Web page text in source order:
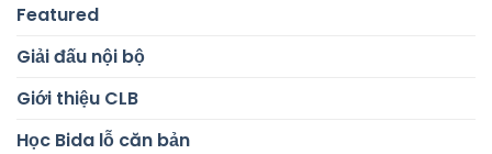
Featured
Giải đấu nội bộ
Giới thiệu CLB
Học Bida lỗ căn bản